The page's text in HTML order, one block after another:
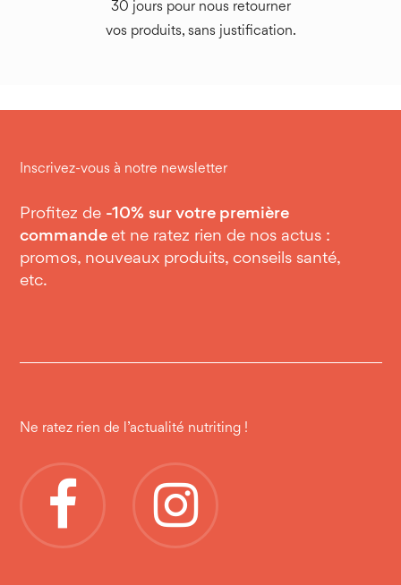
30 jours pour nous retourner
vos produits, sans justification.
Inscrivez-vous à notre newsletter
Profitez de -10% sur votre première
commande et ne ratez rien de nos actus :
promos, nouveaux produits, conseils santé,
etc.
Ne ratez rien de l’actualité nutriting !